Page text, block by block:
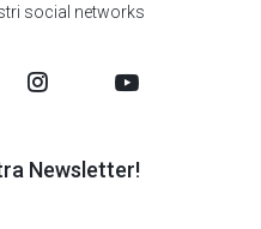
social networks
Newsletter!